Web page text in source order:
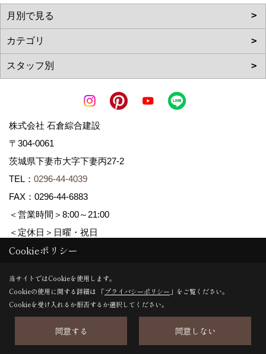
株式会社 石倉綜合建設
〒304-0061
茨城県下妻市大字下妻丙27-2
TEL： 0296-44-4039
FAX：0296-44-6883
＜営業時間＞8:00～21:00
＜定休日＞日曜・祝日
Copyright (c) ISIKURA-SOGOKENSETSU. All Rights Reserved.
Produced byゴデスクリエイト
Cookieポリシー
当サイトではCookieを使用します。
Cookieの使用に関する詳細は 「プライバシーポリシー 」をご覧ください。
Cookieを受け入れるか拒否するか選択してください。
同意する 同意しない